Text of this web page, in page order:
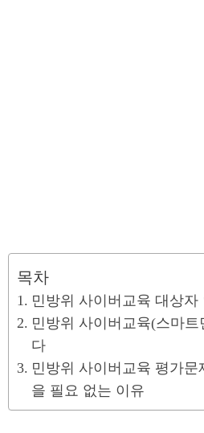
목차
민방위 사이버교육 대상
민방위 사이버교육(스마
다
민방위 사이버교육 평가
을 필요 없는 이유